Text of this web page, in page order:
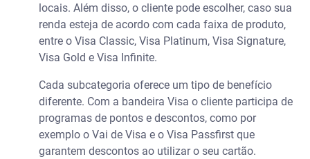
locais. Além disso, o cliente pode escolher, caso sua
renda esteja de acordo com cada faixa de produto,
entre o Visa Classic, Visa Platinum, Visa Signature,
Visa Gold e Visa Infinite.
Cada subcategoria oferece um tipo de benefício
diferente. Com a bandeira Visa o cliente participa de
programas de pontos e descontos, como por
exemplo o Vai de Visa e o Visa Passfirst que
garantem descontos ao utilizar o seu cartão.